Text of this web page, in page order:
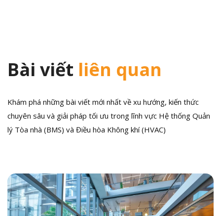
Bài viết liên quan
Khám phá những bài viết mới nhất về xu hướng, kiến thức
chuyên sâu và giải pháp tối ưu trong lĩnh vực Hệ thống Quản
lý Tòa nhà (BMS) và Điều hòa Không khí (HVAC)